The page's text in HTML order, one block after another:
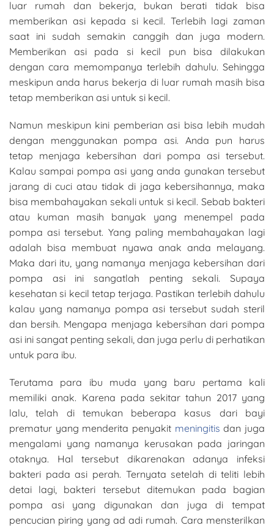
luar rumah dan bekerja, bukan berati tidak bisa
memberikan asi kepada si kecil. Terlebih lagi zaman
saat ini sudah semakin canggih dan juga modern.
Memberikan asi pada si kecil pun bisa dilakukan
dengan cara memompanya terlebih dahulu. Sehingga
meskipun anda harus bekerja di luar rumah masih bisa
tetap memberikan asi untuk si kecil.
Namun meskipun kini pemberian asi bisa lebih mudah
dengan menggunakan pompa asi. Anda pun harus
tetap menjaga kebersihan dari pompa asi tersebut.
Kalau sampai pompa asi yang anda gunakan tersebut
jarang di cuci atau tidak di jaga kebersihannya, maka
bisa membahayakan sekali untuk si kecil. Sebab bakteri
atau kuman masih banyak yang menempel pada
pompa asi tersebut. Yang paling membahayakan lagi
adalah bisa membuat nyawa anak anda melayang.
Maka dari itu, yang namanya menjaga kebersihan dari
pompa asi ini sangatlah penting sekali. Supaya
kesehatan si kecil tetap terjaga. Pastikan terlebih dahulu
kalau yang namanya pompa asi tersebut sudah steril
dan bersih. Mengapa menjaga kebersihan dari pompa
asi ini sangat penting sekali, dan juga perlu di perhatikan
untuk para ibu.
Terutama para ibu muda yang baru pertama kali
memiliki anak. Karena pada sekitar tahun 2017 yang
lalu, telah di temukan beberapa kasus dari bayi
prematur yang menderita penyakit meningitis dan juga
mengalami yang namanya kerusakan pada jaringan
otaknya. Hal tersebut dikarenakan adanya infeksi
bakteri pada asi perah. Ternyata setelah di teliti lebih
detai lagi, bakteri tersebut ditemukan pada bagian
pompa asi yang digunakan dan juga di tempat
pencucian piring yang ad adi rumah. Cara mensterilkan